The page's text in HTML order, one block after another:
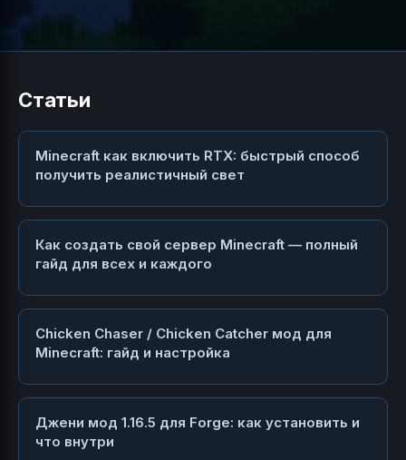
Статьи
Minecraft как включить RTX: быстрый способ
получить реалистичный свет
Как создать свой сервер Minecraft — полный
гайд для всех и каждого
Chicken Chaser / Chicken Catcher мод для
Minecraft: гайд и настройка
Джени мод 1.16.5 для Forge: как установить и
что внутри